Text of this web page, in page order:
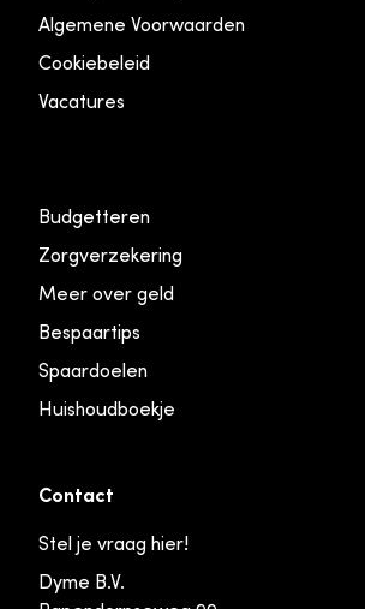
Algemene Voorwaarden
Cookiebeleid
Vacatures
Budgetteren
Zorgverzekering
Meer over geld
Bespaartips
Spaardoelen
Huishoudboekje
Contact
Stel je vraag hier!
Dyme B.V.